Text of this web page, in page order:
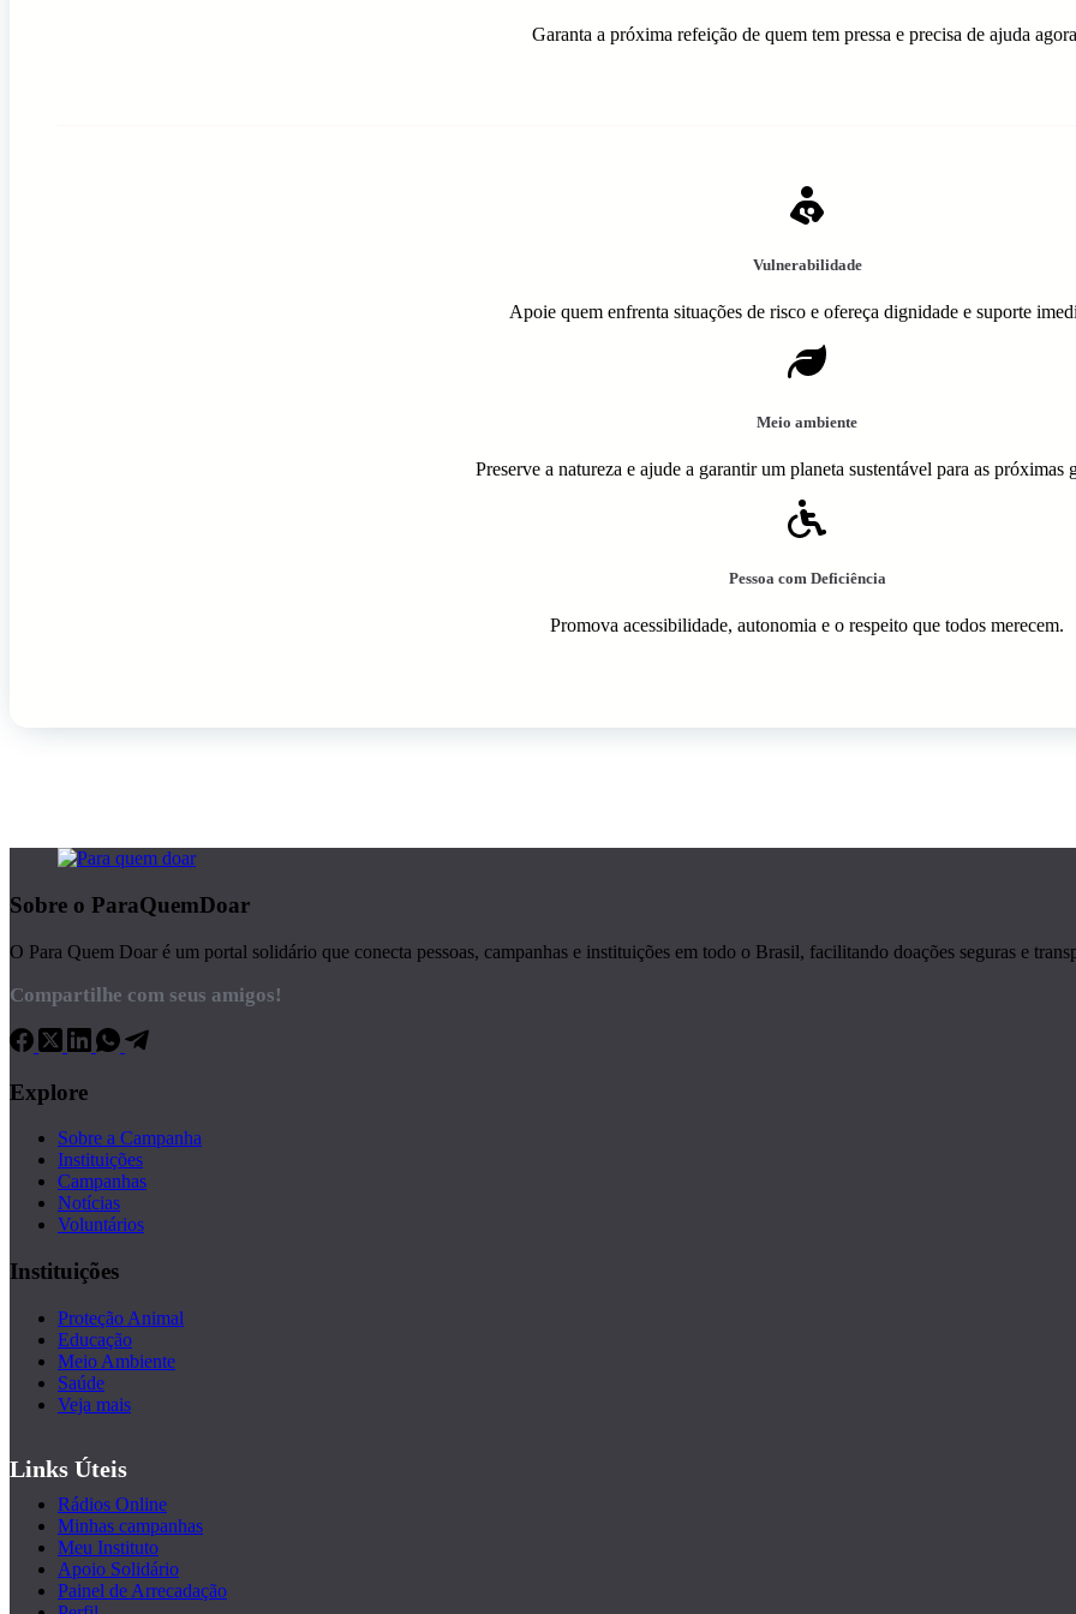
Garanta a próxima refeição de quem tem pressa e precisa de ajuda
Vulnerabilidade
Apoie quem enfrenta situações de risco e ofereça dignidade e suporte
Meio ambiente
Preserve a natureza e ajude a garantir um planeta sustentável para as próximas
Pessoa com Deficiência
Promova acessibilidade, autonomia e o respeito que todos merecem.
Sobre o ParaQuemDoar
O Para Quem Doar é um portal solidário que conecta pessoas, campanhas e instituições em todo o Brasil, facilitando doações seguras e
Compartilhe com seus amigos!
Explore
Sobre a Campanha
Instituições
Campanhas
Notícias
Voluntários
Instituições
Proteção Animal
Educação
Meio Ambiente
Saúde
Veja mais
Links Úteis
Rádios Online
Minhas campanhas
Meu Instituto
Apoio Solidário
Painel de Arrecadação